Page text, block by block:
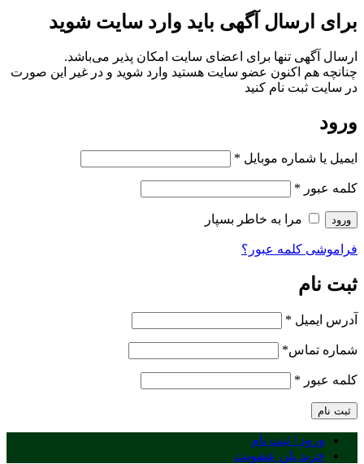
برای ارسال آگهی باید وارد سایت شوید
ارسال آگهی تنها برای اعضای سایت امکان پذیر می‌باشد.
چنانچه هم‌ اکنون عضو سایت هستید وارد شوید و در غیر این صورت
در سایت ثبت نام کنید
ورود
ایمیل یا شماره موبایل *
کلمه عبور *
ورود مرا به خاطر بسپار
فراموشی کلمه عبور؟
ثبت نام
آدرس ایمیل *
شماره تماس*
کلمه عبور *
ثبت نام
ورود / ثبت نام
خرید پلن عضویت